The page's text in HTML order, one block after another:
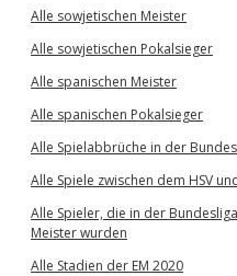
Alle sowjetischen Meister
Alle sowjetischen Pokalsieger
Alle spanischen Meister
Alle spanischen Pokalsieger
Alle Spielabbrüche in der
Alle Spiele zwischen dem HSV
Alle Spieler, die in der
Meister wurden
Alle Stadien der EM 2020